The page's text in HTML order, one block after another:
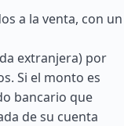
a la venta, con un
extranjera) por
Si el monto es
bancario que
de su cuenta